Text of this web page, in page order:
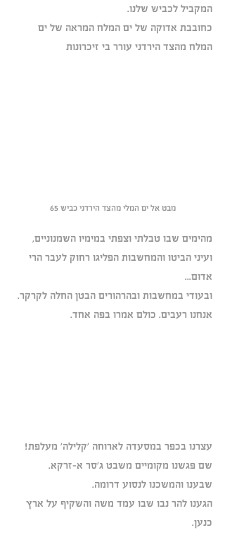
המקביל לכביש שלנו.
כחובבת אדוקה של ים המלח המראה של ים
המלח מהצד הירדני עורר בי זיכרונות
מבט אל ים המלי מהצד הירדני כביש 65
מהימים שבו טבלתי וצפתי במימיו השמנוניים,
ועיני הביטו והמחשבות הפליגו רחוק לעבר הרי
אדום...
ובעודי במחשבות ובהרהורים הבטן החלה לקרקר.
אנחנו רעבים. כולם אמרו בפה אחד.
עצרנו בכפר במסעדה לארוחה 'קלילה' מעלפת!
שם פגשנו מקומיים משבט ג'סר א-זרקא.
שבענו והמשכנו לנסוע דרומה.
הגענו להר נבו שבו עמד משה והשקיף על ארץ
כנען.